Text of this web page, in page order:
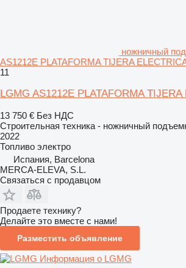
ножничный
AS1212E PLATAFORMA TIJERA
11
LGMG AS1212E PLATAFORMA
13 750 € Без НДС
Строительная техника - ножничный
2022
Топливо электро
Испания, Barcelona
MERCA-ELEVA, S.L.
Связаться с продавцом
Продаете технику?
Делайте это вместе с нами!
Разместить объявление
Информация о LGMG